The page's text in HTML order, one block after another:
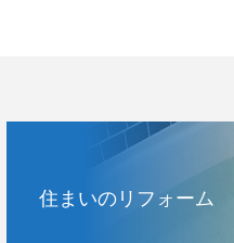
住まいのリフォーム